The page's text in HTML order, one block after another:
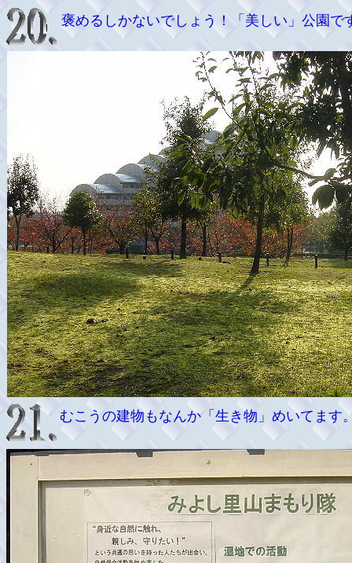
褒めるしかないでしょう！「美しい」公園で
むこうの建物もなんか「生き物」めいてます